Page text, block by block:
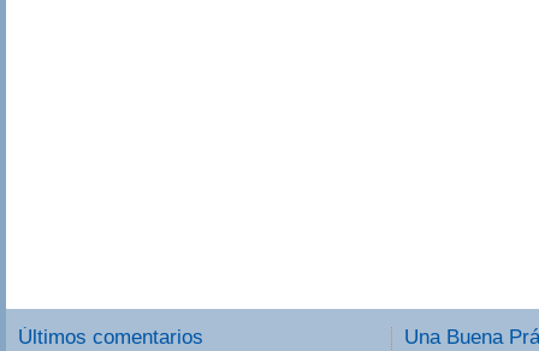
Últimos comentarios Una Buena